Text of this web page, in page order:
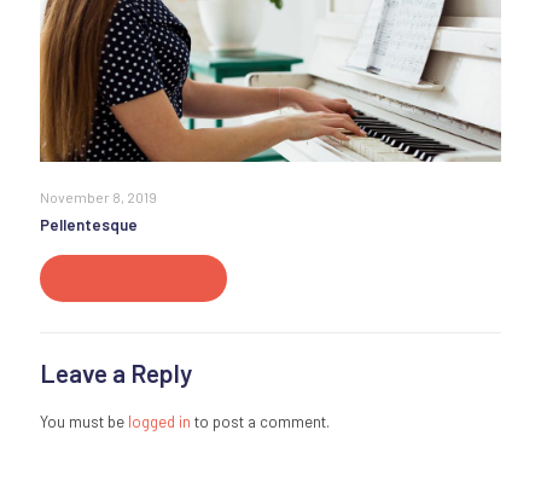
November 8, 2019
Pellentesque
Leave a Reply
You must be logged in to post a comment.